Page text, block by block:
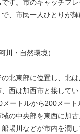
す。市のキャッチフ
、市民一人ひとりが
川・自然環境）
北東部に位置し、北
西は加西市と接して
メートルから200メー
の中央部を東西に加
場川などが市内を潤